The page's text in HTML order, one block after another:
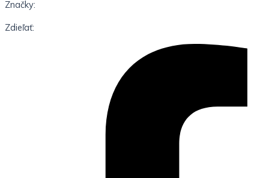
Značky:
Zdieľať: